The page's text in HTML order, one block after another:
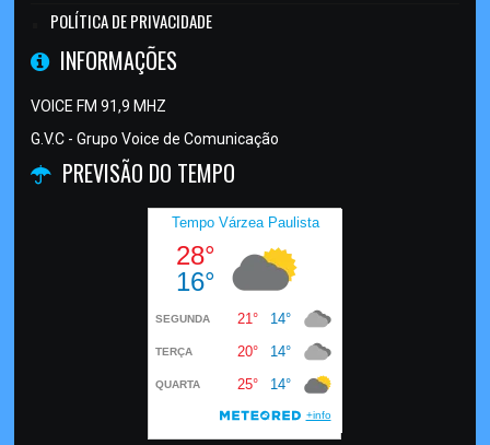
POLÍTICA DE PRIVACIDADE
INFORMAÇÕES
VOICE FM 91,9 MHZ
G.V.C - Grupo Voice de Comunicação
PREVISÃO DO TEMPO